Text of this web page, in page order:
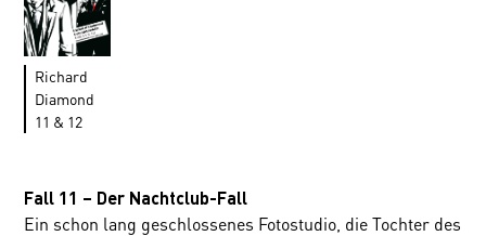
Richard
Diamond
11 & 12
Fall 11 – Der Nachtclub-Fall
Ein schon lang geschlossenes Fotostudio, die Tochter des